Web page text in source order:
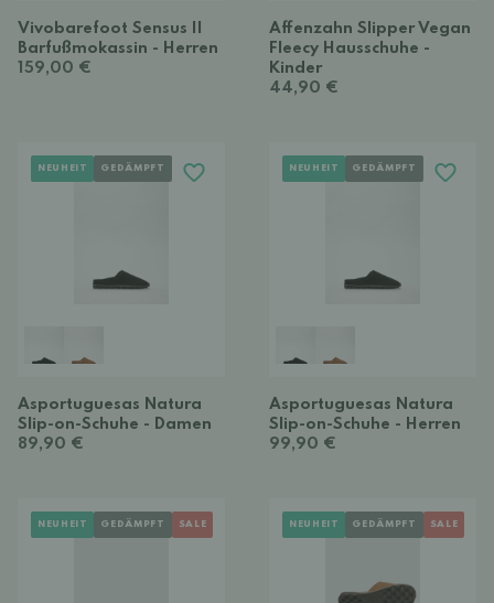
Vivobarefoot Sensus II
Barfußmokassin - Herren
159,00 €
Affenzahn Slipper Vegan
Fleecy Hausschuhe -
Kinder
44,90 €
NEUHEIT GEDÄMPFT
Asportuguesas Natura
Slip-on-Schuhe - Damen
89,90 €
NEUHEIT GEDÄMPFT
Asportuguesas Natura
Slip-on-Schuhe - Herren
99,90 €
NEUHEIT GEDÄMPFT SALE NEUHEIT GEDÄMPFT SALE